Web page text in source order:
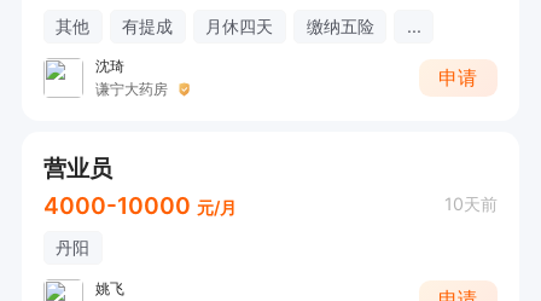
其他 有提成 月休四天 缴纳五险 ...
沈琦
谦宁大药房
申请
营业员
4000-10000 元/月 10天前
丹阳
姚飞